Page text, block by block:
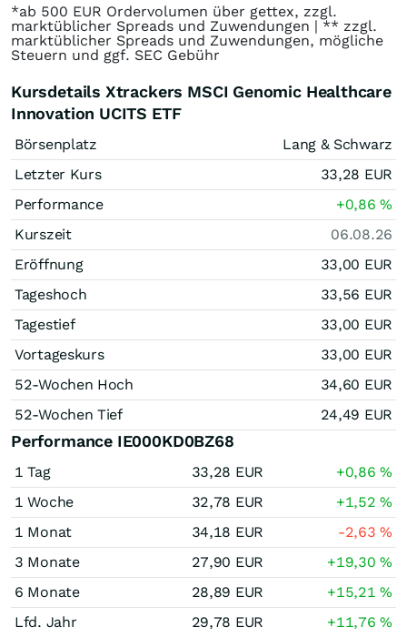
*ab 500 EUR Ordervolumen über gettex, zzgl.
marktüblicher Spreads und Zuwendungen | ** zzgl.
marktüblicher Spreads und Zuwendungen, mögliche
Steuern und ggf. SEC Gebühr
Kursdetails Xtrackers MSCI Genomic Healthcare
Innovation UCITS ETF
Börsenplatz
Lang & Schwarz
Letzter Kurs
33,28 EUR
Performance
+0,86%
Kurszeit
06.08.26
Eröffnung
33,00 EUR
Tageshoch
33,56 EUR
Tagestief
33,00 EUR
Vortageskurs
33,00 EUR
52-Wochen Hoch
34,60 EUR
52-Wochen Tief
24,49 EUR
Performance IE000KD0BZ68
1 Tag 33,28 EUR +0,86%
1 Woche
32,78 EUR +1,52%
1 Monat
34,18 EUR -2,63%
3 Monate
27,90 EUR +19,30%
6 Monate
28,89 EUR +15,21%
Lfd. Jahr
29,78 EUR +11,76%